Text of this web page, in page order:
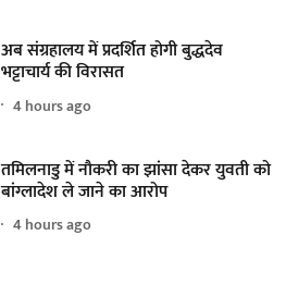
अब संग्रहालय में प्रदर्शित होगी बुद्धदेव
भट्टाचार्य की विरासत
4 hours ago
तमिलनाडु में नौकरी का झांसा देकर युवती को
बांग्लादेश ले जाने का आरोप
4 hours ago